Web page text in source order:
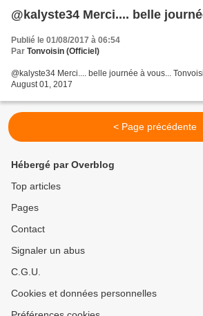
@kalyste34 Merci.... belle
Publié le 01/08/2017 à 06:54
Par Tonvoisin (Officiel)
@kalyste34 Merci.... belle journée à vous...
August 01, 2017
< Page précédente
Hébergé par Overblog
Top articles
Pages
Contact
Signaler un abus
C.G.U.
Cookies et données personnelles